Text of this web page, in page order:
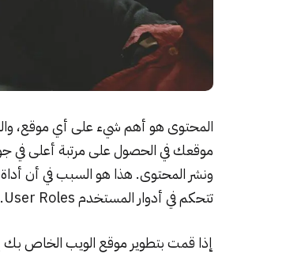
المحتوى هو أهم شيء على أي موقع،
موقعك في الحصول على مرتبة أعلى في
تتحكم في أدوار المستخدم User Roles.
إذا قمت بتطوير موقع الويب الخاص بك